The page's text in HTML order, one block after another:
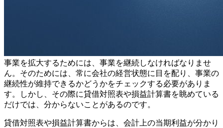
事業を拡大するためには、事業を継続しなければなりませ
ん。そのためには、常に会社の経営状態に目を配り、事業の
継続性が維持できるかどうかをチェックする必要がありま
す。しかし、その際に貸借対照表や損益計算書を眺めている
だけでは、分からないことがあるのです。
貸借対照表や損益計算書からは、会計上の当期利益が分かり